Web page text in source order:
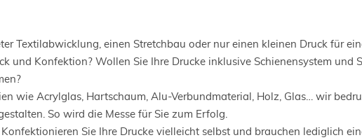
Textilabwicklung, einen Stretchbau oder nur einen kleinen Druck für
und Konfektion? Wollen Sie Ihre Drucke inklusive Schienensystem und
wie Acrylglas, Hartschaum, Alu-Verbundmaterial, Holz, Glas… wir
So wird die Messe für Sie zum Erfolg.
Sie Ihre Drucke vielleicht selbst und brauchen lediglich